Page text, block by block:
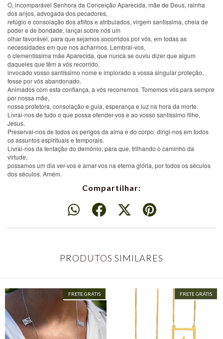
Ó, incomparável Senhora da Conceição Aparecida, mãe de Deus, rainha
dos anjos, advogada dos pecadores,
refúgio e consolação dos aflitos e atribulados, virgem santíssima, cheia de
poder e de bondade, lançai sobre nós um
olhar favorável, para que sejamos socorridos por vós, em todas as
necessidades em que nos acharmos. Lembrai-vos,
ó clementíssima mãe Aparecida, que nunca se ouviu dizer que algum
daqueles que têm a vós recorrido,
invocado vosso santíssimo nome e implorado a vossa singular proteção,
fosse por vós abandonado.
Animados com esta confiança, a vós recorremos. Tomemos vós para sempre
por nossa mãe,
nossa protetora, consolação e guia, esperança e luz na hora da morte.
Livrai-nos de tudo o que possa ofender-vos e ao vosso santíssimo filho,
Jesus.
Preservai-nos de todos os perigos da alma e do corpo; dirigi-nos em todos
os assuntos espirituais e temporais.
Livrai-nos da tentação do demónio, para que, trilhando o caminho da
virtude,
​possamos um dia ver-vos e amar-vos na eterna glória, por todos os séculos
dos séculos. Amém.
Compartilhar:
PRODUTOS SIMILARES
FRETE GRÁTIS FRETE GRÁTIS